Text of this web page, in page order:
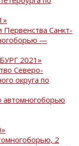
Первенства Санкт-
—
2021»
Северо-
округа по
автомногоборью
2